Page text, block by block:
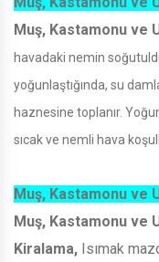
Muş, Kastamonu ve
havadaki nemin
yoğunlaştığında, su
haznesine toplanır.
sıcak ve nemli hava
Muş, Kastamonu ve
Muş, Kastamonu ve
Kiralama, Isımak